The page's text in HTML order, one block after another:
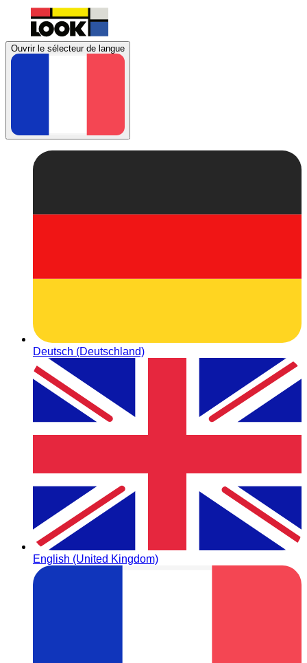
Ouvrir le sélecteur de langue
Deutsch (Deutschland)
English (United Kingdom)